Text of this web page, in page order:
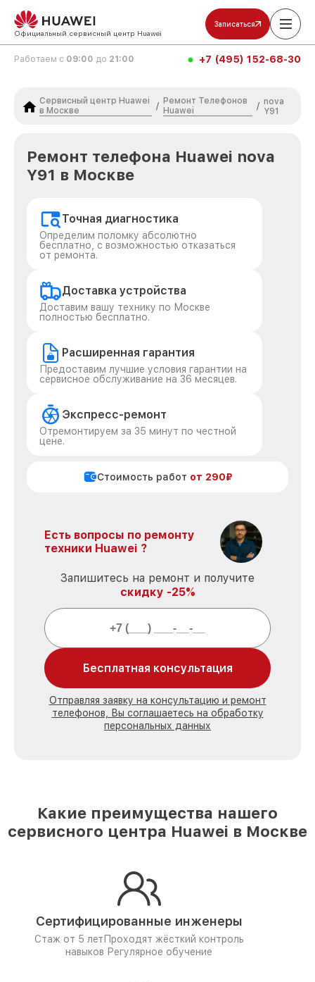
Официальный сервисный центр Huawei
Записаться
Работаем с 09:00 до 21:00 +7 (495) 152-68-30
Сервисный центр Huawei
в Москве
/
Ремонт Телефонов
Huawei
/ nova
Y91
Ремонт телефона Huawei nova
Y91 в Москве
Точная диагностика
Определим поломку абсолютно
бесплатно, с возможностью отказаться
от ремонта.
Доставка устройства
Доставим вашу технику по Москве
полностью бесплатно.
Расширенная гарантия
Предоставим лучшие условия гарантии на
сервисное обслуживание на 36 месяцев.
Экспресс-ремонт
Отремонтируем за 35 минут по честной
цене.
Стоимость работ от 290₽
Есть вопросы по ремонту
техники Huawei ?
Запишитесь на ремонт и получите
скидку -25%
Бесплатная консультация
Отправляя заявку на консультацию и ремонт
телефонов, Вы соглашаетесь на обработку
персональных данных
Какие преимущества нашего
сервисного центра Huawei в Москве
Сертифицированные инженеры
Стаж от 5 лет Проходят жёсткий контроль
навыков Регулярное обучение